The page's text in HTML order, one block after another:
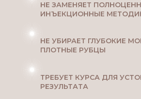
НЕ ЗАМЕНЯЕТ
ИНЪЕКЦИОННЫЕ
НЕ УБИРАЕТ ГЛУБОКИЕ
ПЛОТНЫЕ РУБЦЫ
ТРЕБУЕТ КУРСА ДЛЯ
РЕЗУЛЬТАТА